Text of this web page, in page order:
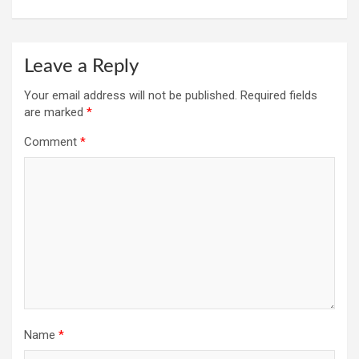
Leave a Reply
Your email address will not be published. Required fields
are marked *
Comment *
Name *